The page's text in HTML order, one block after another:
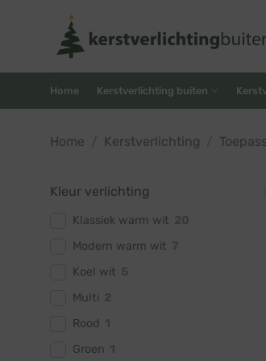
Home Kerstverlichting buiten
Home Kerstverlichting
Kleur verlichting
Klassiek warm wit
Modern warm wit
Koel wit
Multi
Rood
Groen